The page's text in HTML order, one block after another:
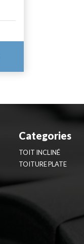
Categories
TOIT INCLINÉ
TOITURE PLATE